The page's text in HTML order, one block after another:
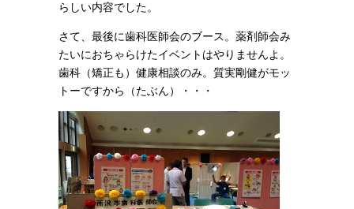
らしい内容でした。
さて、最後に歯科医師会のブース。薬剤師会み
たいにおちゃらけたイベントはやりませんよ。
歯科（矯正も）健康相談のみ。質実剛健がモッ
トーですから（たぶん）・・・